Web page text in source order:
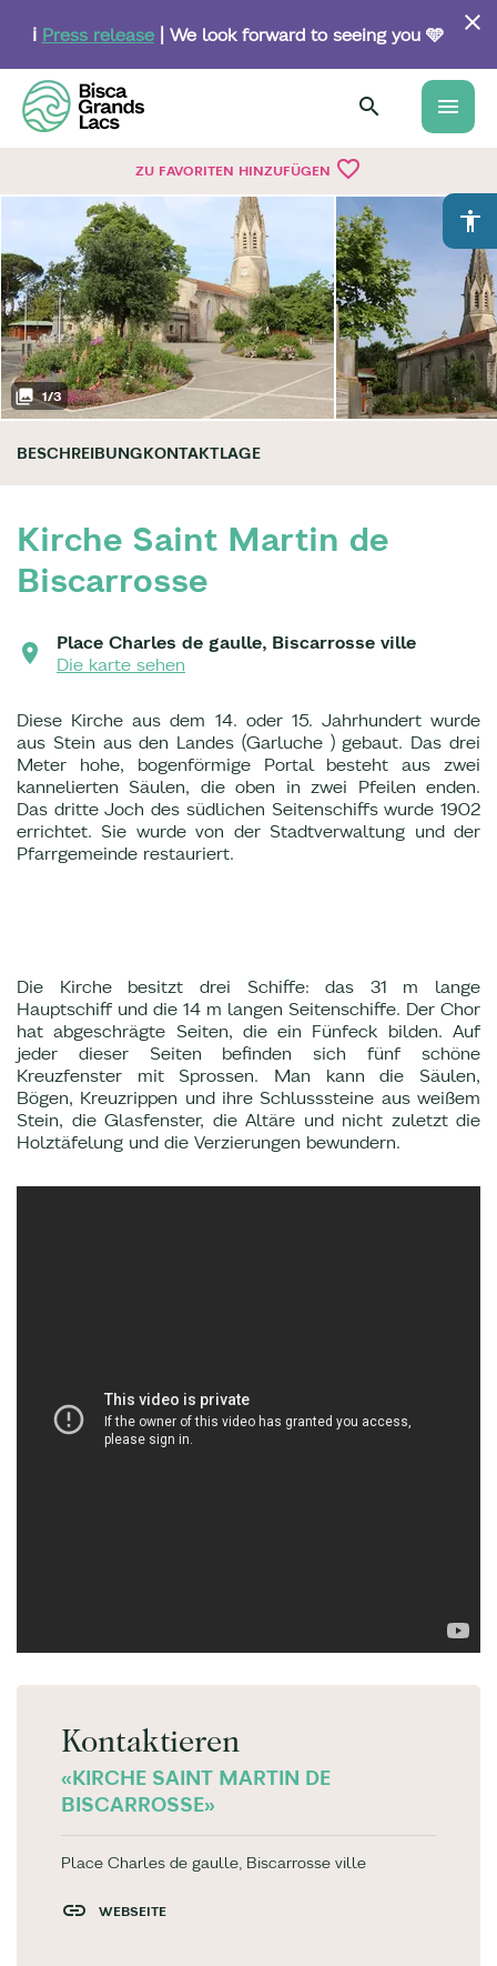
content
ℹ️ Press release| We look forward to seeing you 🩵
menu
ZU FAVORITEN HINZUFÜGEN favorite_border
accessibility
1/3
BESCHREIBUNGKONTAKTLAGE
Kirche Saint Martin de
Biscarrosse
Place Charles de gaulle, Biscarrosse ville
Die karte sehen
Diese Kirche aus dem 14. oder 15. Jahrhundert wurde
aus Stein aus den Landes (Garluche ) gebaut. Das drei
Meter hohe, bogenförmige Portal besteht aus zwei
kannelierten Säulen, die oben in zwei Pfeilen enden.
Das dritte Joch des südlichen Seitenschiffs wurde 1902
errichtet. Sie wurde von der Stadtverwaltung und der
Pfarrgemeinde restauriert.
Die Kirche besitzt drei Schiffe: das 31 m lange
Hauptschiff und die 14 m langen Seitenschiffe. Der Chor
hat abgeschrägte Seiten, die ein Fünfeck bilden. Auf
jeder dieser Seiten befinden sich fünf schöne
Kreuzfenster mit Sprossen. Man kann die Säulen,
Bögen, Kreuzrippen und ihre Schlusssteine aus weißem
Stein, die Glasfenster, die Altäre und nicht zuletzt die
Holztäfelung und die Verzierungen bewundern.
Kontaktieren
«KIRCHE SAINT MARTIN DE
BISCARROSSE»
Place Charles de gaulle, Biscarrosse ville
WEBSEITE